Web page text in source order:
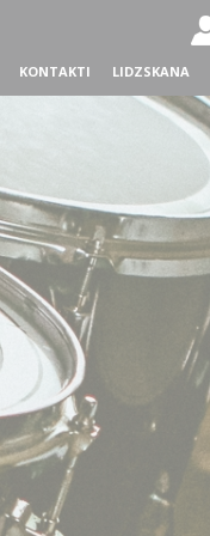
KONTAKTI LIDZSKANA